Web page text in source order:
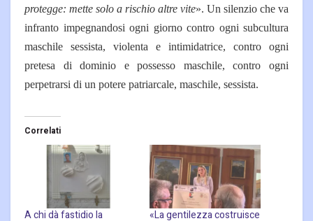
protegge: mette solo a rischio altre vite». Un silenzio che va
infranto impegnandosi ogni giorno contro ogni subcultura
maschile sessista, violenta e intimidatrice, contro ogni
pretesa di dominio e possesso maschile, contro ogni
perpetrarsi di un potere patriarcale, maschile, sessista.
Correlati
A chi dà fastidio la
«La gentilezza costruisce